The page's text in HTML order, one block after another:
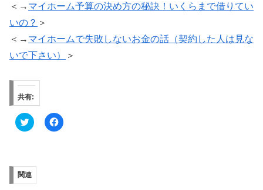
＜→ マイホーム予算の決め方の秘訣！いくらまで借りてい
いの？ ＞
＜→ マイホームで失敗しないお金の話（契約した人は見な
いで下さい）
＞
共有:
ク
リ
T
w
i
F
a
関連